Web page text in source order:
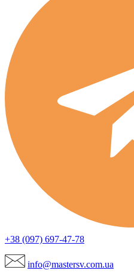
+38 (097) 697-47-78
info@mastersv.com.ua